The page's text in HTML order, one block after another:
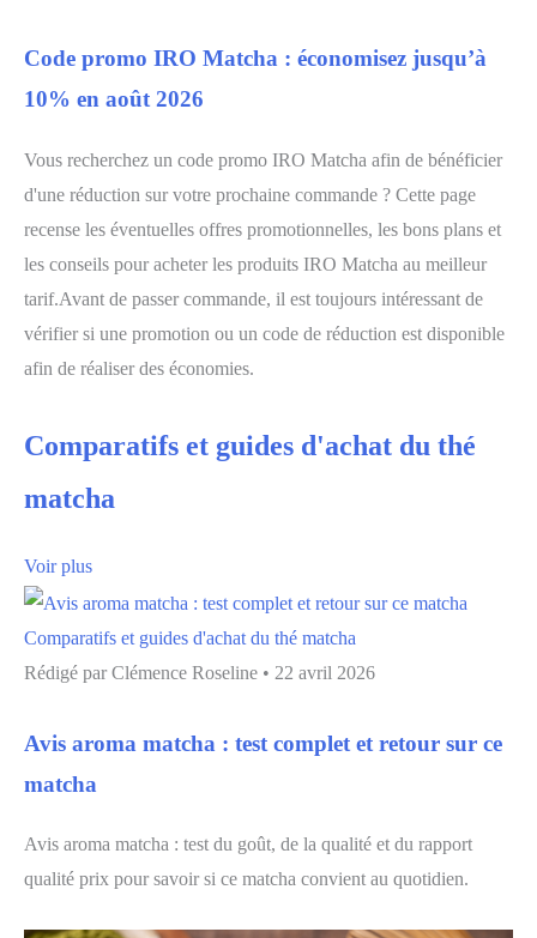
Code promo IRO Matcha : économisez jusqu’à
10% en août 2026
Vous recherchez un code promo IRO Matcha afin de bénéficier
d'une réduction sur votre prochaine commande ? Cette page
recense les éventuelles offres promotionnelles, les bons plans et
les conseils pour acheter les produits IRO Matcha au meilleur
tarif.Avant de passer commande, il est toujours intéressant de
vérifier si une promotion ou un code de réduction est disponible
afin de réaliser des économies.
Comparatifs et guides d'achat du thé
matcha
Voir plus
Comparatifs et guides d'achat du thé matcha
Rédigé par Clémence Roseline • 22 avril 2026
Avis aroma matcha : test complet et retour sur ce
matcha
Avis aroma matcha : test du goût, de la qualité et du rapport
qualité prix pour savoir si ce matcha convient au quotidien.